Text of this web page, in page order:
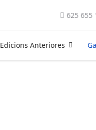
625 655
Edicions Anteriores